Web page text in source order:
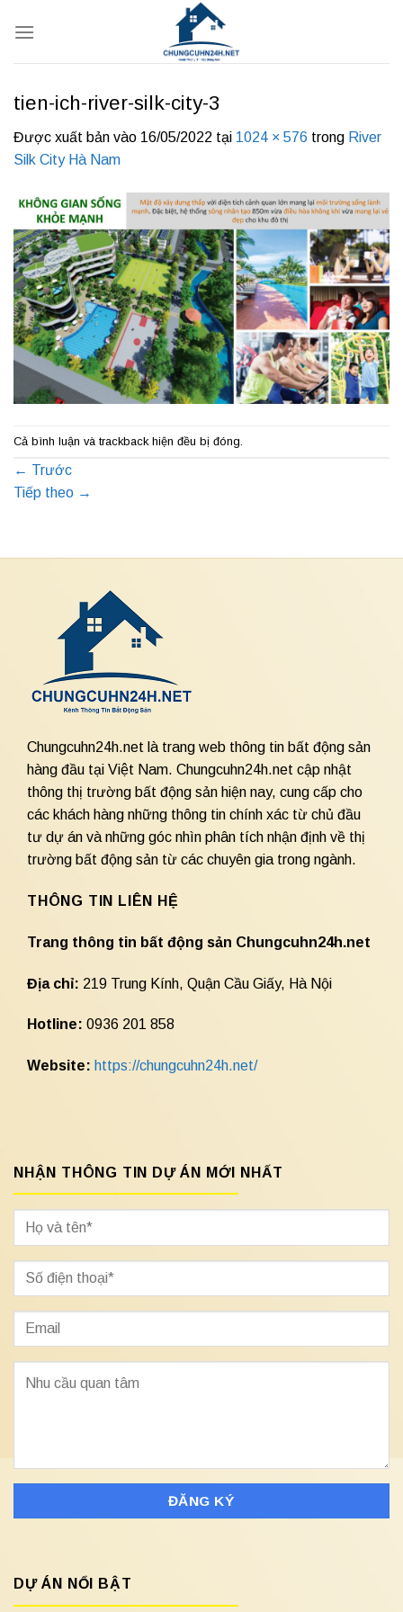
qua
tien-ich-river-silk-city-3
Được xuất bản vào 16/05/2022 tại 1024 × 576 trong River
Silk City Hà Nam
Cả bình luận và trackback hiện đều bị đóng.
← Trước
Tiếp theo →
Chungcuhn24h.net là trang web thông tin bất động sản
hàng đầu tại Việt Nam. Chungcuhn24h.net cập nhật
thông thị trường bất động sản hiện nay, cung cấp cho
các khách hàng những thông tin chính xác từ chủ đầu
tư dự án và những góc nhìn phân tích nhận định về thị
trường bất động sản từ các chuyên gia trong ngành.
THÔNG TIN LIÊN HỆ
Trang thông tin bất động sản Chungcuhn24h.net
Địa chỉ: 219 Trung Kính, Quận Cầu Giấy, Hà Nội
Hotline: 0936 201 858
Website: https://chungcuhn24h.net/
NHẬN THÔNG TIN DỰ ÁN MỚI NHẤT
DỰ ÁN NỔI BẬT